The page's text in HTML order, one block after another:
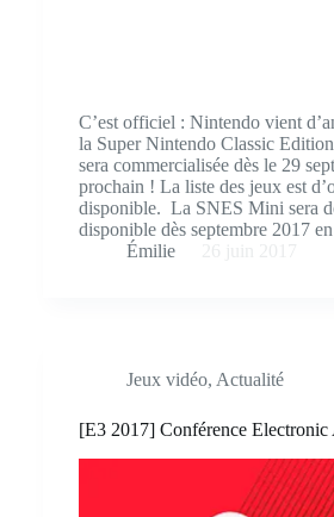
C’est officiel : Nintendo vient
la Super Nintendo Classic
sera commercialisée dès le 29
prochain ! La liste des jeux est
disponible. La SNES Mini sera
disponible dès septembre 2017
Émilie
Jeux vidéo, Actualité
[E3 2017] Conférence Electronic